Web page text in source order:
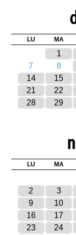
LU MA
1
7
8
14
15
21
22
28
29
LU MA
2
3
9
10
16
17
23
24